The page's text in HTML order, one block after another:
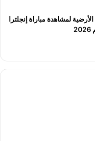
الأرضية لمشاهدة مباراة إنجلترا